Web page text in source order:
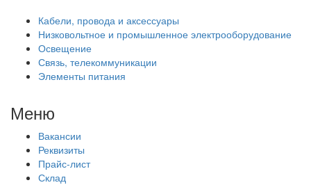
Кабели, провода и аксессуары
Низковольтное и промышленное электрооборудование
Освещение
Связь, телекоммуникации
Элементы питания
Меню
Вакансии
Реквизиты
Прайс-лист
Склад